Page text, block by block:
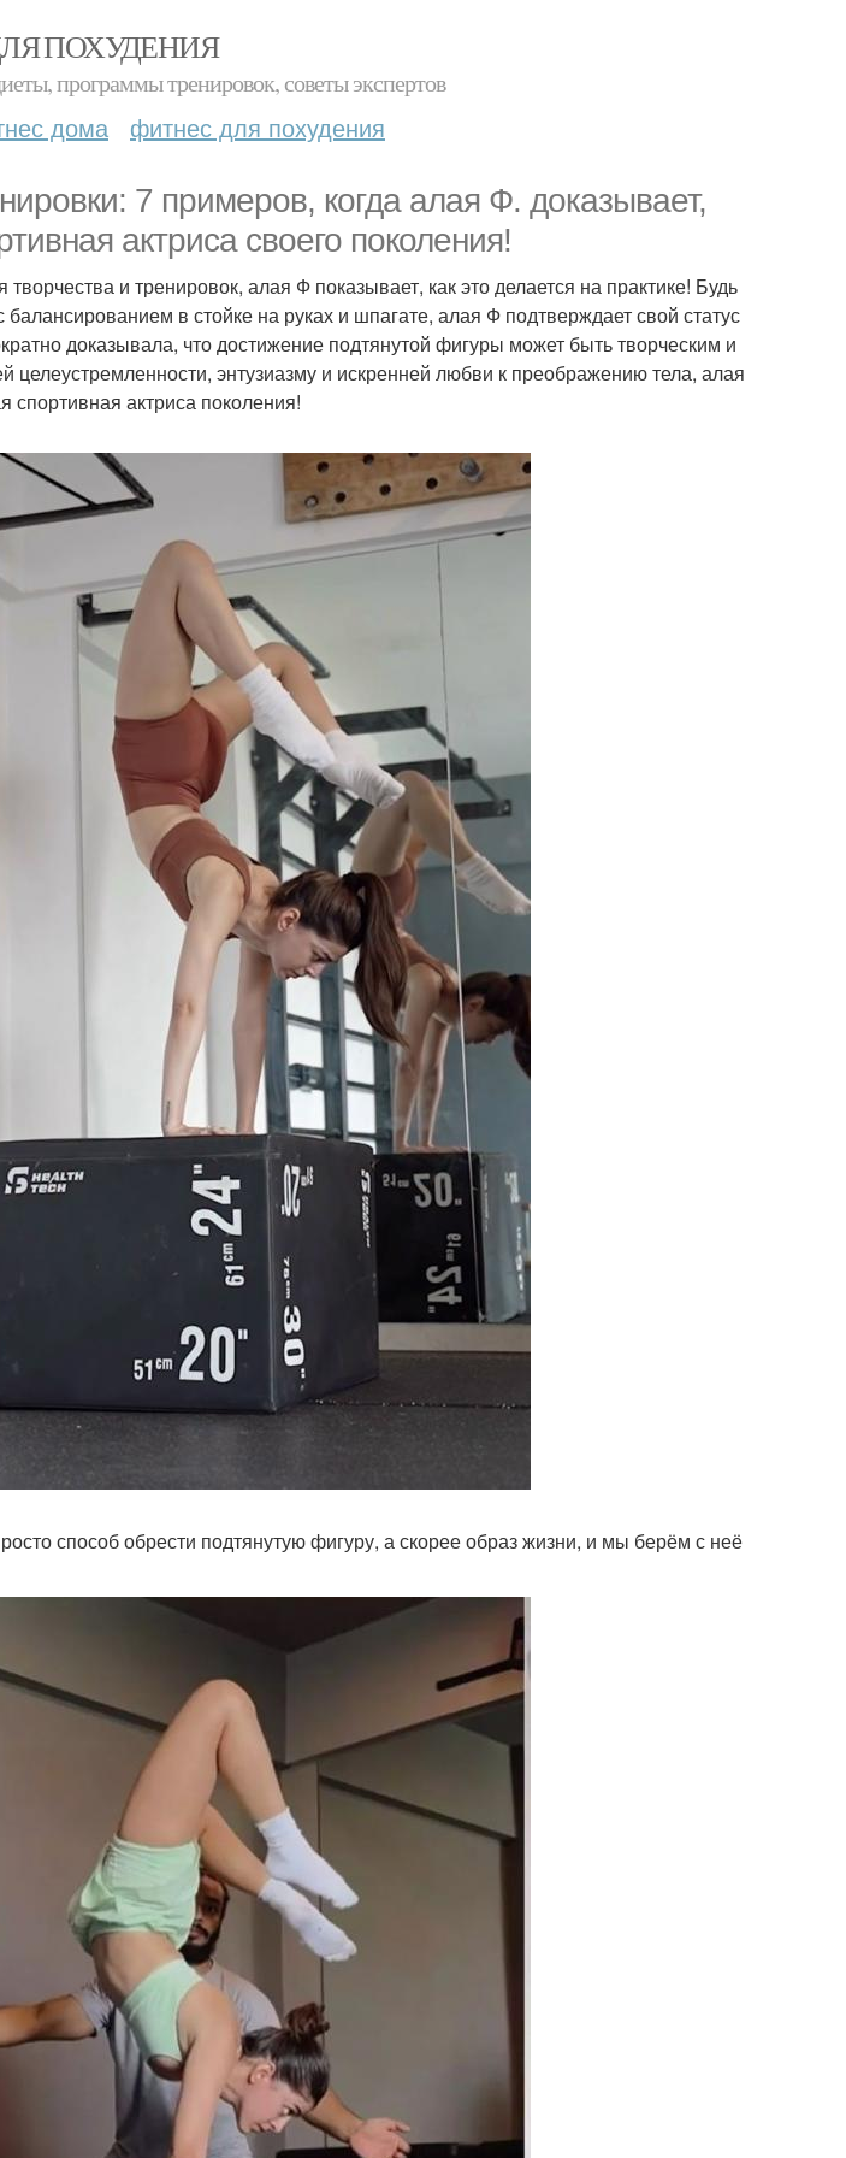
ПОХУДЕНИЯ
программы тренировок, советы экспертов
дома фитнес для похудения
7 примеров, когда алая Ф. доказывает,
актриса своего поколения!
творчества и тренировок, алая Ф показывает, как это делается на практике! Будь
балансированием в стойке на руках и шпагате, алая Ф подтверждает свой статус
доказывала, что достижение подтянутой фигуры может быть творческим и
целеустремленности, энтузиазму и искренней любви к преображению тела, алая
спортивная актриса поколения!
способ обрести подтянутую фигуру, а скорее образ жизни, и мы берём с неё